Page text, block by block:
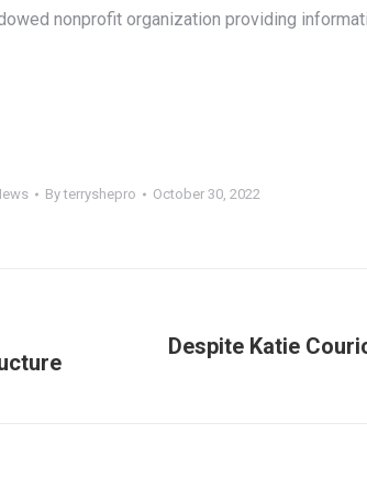
nonprofit organization providing
Byterryshepro October 30, 2022
Despite Katie